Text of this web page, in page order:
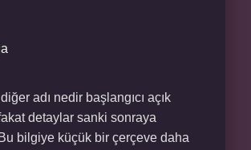
adı nedir başlangıcı açık
detaylar sanki sonraya
Bu bilgiye küçük bir çerçeve daha